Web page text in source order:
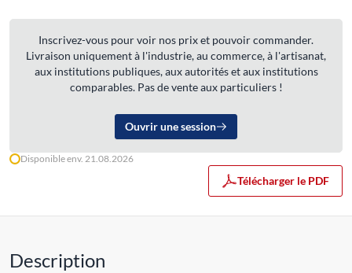
Inscrivez-vous pour voir nos prix et pouvoir commander.
Livraison uniquement à l'industrie, au commerce, à l'artisanat,
aux institutions publiques, aux autorités et aux institutions
comparables. Pas de vente aux particuliers !
Ouvrir une session
Disponible env. 21.08.2026
Télécharger le PDF
Description